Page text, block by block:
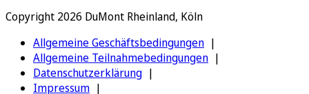
Copyright 2026 DuMont Rheinland, Köln
Allgemeine Geschäftsbedingungen
Allgemeine Teilnahmebedingungen
Datenschutzerklärung
Impressum